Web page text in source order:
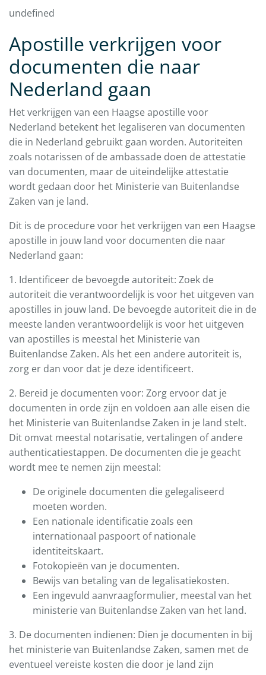
undefined
Apostille verkrijgen voor
documenten die naar
Nederland gaan
Het verkrijgen van een Haagse apostille voor
Nederland betekent het legaliseren van documenten
die in Nederland gebruikt gaan worden. Autoriteiten
zoals notarissen of de ambassade doen de attestatie
van documenten, maar de uiteindelijke attestatie
wordt gedaan door het Ministerie van Buitenlandse
Zaken van je land.
Dit is de procedure voor het verkrijgen van een Haagse
apostille in jouw land voor documenten die naar
Nederland gaan:
1. Identificeer de bevoegde autoriteit: Zoek de
autoriteit die verantwoordelijk is voor het uitgeven van
apostilles in jouw land. De bevoegde autoriteit die in de
meeste landen verantwoordelijk is voor het uitgeven
van apostilles is meestal het Ministerie van
Buitenlandse Zaken. Als het een andere autoriteit is,
zorg er dan voor dat je deze identificeert.
2. Bereid je documenten voor: Zorg ervoor dat je
documenten in orde zijn en voldoen aan alle eisen die
het Ministerie van Buitenlandse Zaken in je land stelt.
Dit omvat meestal notarisatie, vertalingen of andere
authenticatiestappen. De documenten die je geacht
wordt mee te nemen zijn meestal:
De originele documenten die gelegaliseerd
moeten worden.
Een nationale identificatie zoals een
internationaal paspoort of nationale
identiteitskaart.
Fotokopieën van je documenten.
Bewijs van betaling van de legalisatiekosten.
Een ingevuld aanvraagformulier, meestal van het
ministerie van Buitenlandse Zaken van het land.
3. De documenten indienen: Dien je documenten in bij
het ministerie van Buitenlandse Zaken, samen met de
eventueel vereiste kosten die door je land zijn